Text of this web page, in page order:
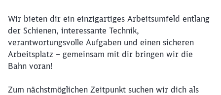
Wir bieten dir ein einzigartiges Arbeitsumfeld entlang
der Schienen, interessante Technik,
verantwortungsvolle Aufgaben und einen sicheren
Arbeitsplatz – gemeinsam mit dir bringen wir die
Bahn voran!
Zum nächstmöglichen Zeitpunkt suchen wir dich als